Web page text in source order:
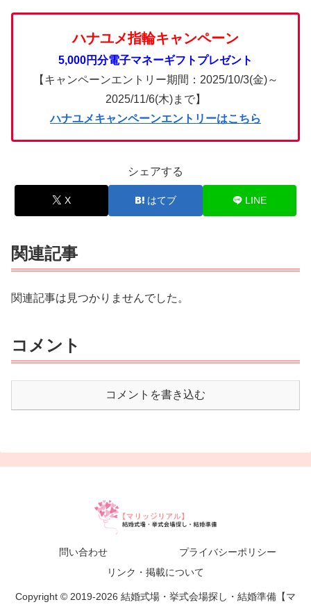
ハナユメ指輪キャンペーン
5,000円分電子マネーギフトプレゼント
【キャンペーンエントリー期間：2025/10/3(金)～
2025/11/6(木)まで】
ハナユメキャンペーンエントリーはこちら
シェアする
X はてブ LINE
関連記事
関連記事は見つかりませんでした。
コメント
コメントを書き込む
問い合わせ
プライバシーポリシー
リンク・掲載について
Copyright © 2019-2026 結婚式場・挙式会場探し・結婚準備【マ